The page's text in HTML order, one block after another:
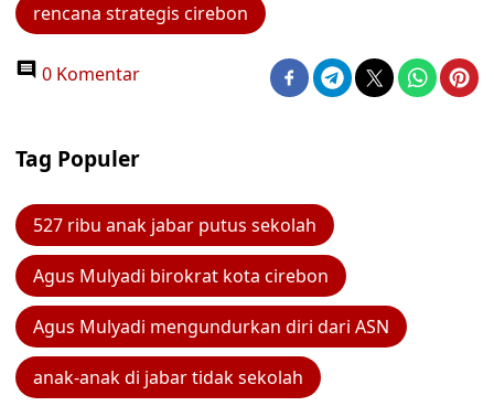
rencana strategis cirebon
0 Komentar
Tag Populer
527 ribu anak jabar putus sekolah
Agus Mulyadi birokrat kota cirebon
Agus Mulyadi mengundurkan diri dari ASN
anak-anak di jabar tidak sekolah